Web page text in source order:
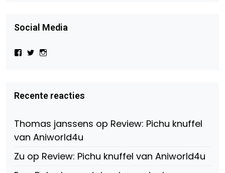
Social Media
Bekijk
Beauty-
147775071915783/?
Facebook
Bekijk
op
Twitter
op
Instagram
Recente reacties
Thomas janssens op Review: Pichu knuffel
van Aniworld4u
Zu op Review: Pichu knuffel van Aniworld4u